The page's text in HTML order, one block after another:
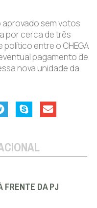
aprovado sem votos
por cerca de três
entre o CHEGA
pagamento de
nova unidade da
FRENTE DA PJ